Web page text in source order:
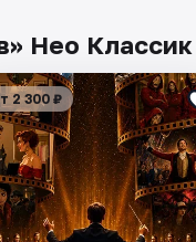
Нео
2 300 ₽